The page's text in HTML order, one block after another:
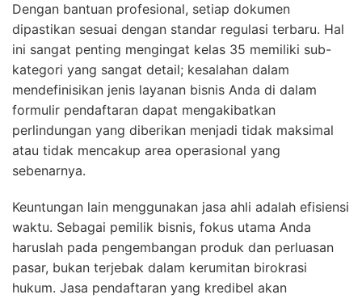
Dengan bantuan profesional, setiap dokumen
dipastikan sesuai dengan standar regulasi terbaru. Hal
ini sangat penting mengingat kelas 35 memiliki sub-
kategori yang sangat detail; kesalahan dalam
mendefinisikan jenis layanan bisnis Anda di dalam
formulir pendaftaran dapat mengakibatkan
perlindungan yang diberikan menjadi tidak maksimal
atau tidak mencakup area operasional yang
sebenarnya.
Keuntungan lain menggunakan jasa ahli adalah efisiensi
waktu. Sebagai pemilik bisnis, fokus utama Anda
haruslah pada pengembangan produk dan perluasan
pasar, bukan terjebak dalam kerumitan birokrasi
hukum. Jasa pendaftaran yang kredibel akan